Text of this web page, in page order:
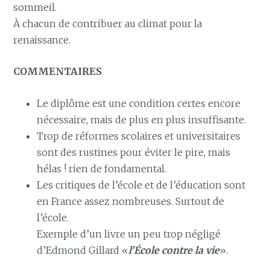
sommeil.
À chacun de contribuer au climat pour la
renaissance.
COMMENTAIRES
Le diplôme est une condition certes encore
nécessaire, mais de plus en plus insuffisante.
Trop de réformes scolaires et universitaires
sont des rustines pour éviter le pire, mais
hélas ! rien de fondamental.
Les critiques de l’école et de l’éducation sont
en France assez nombreuses. Surtout de
l’école.
Exemple d’un livre un peu trop négligé
d’Edmond Gillard «l’École contre la vie».